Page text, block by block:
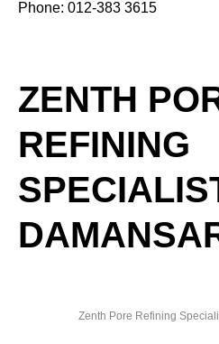
Phone: 012-383 3615
ZENTH
REFINING
Zenth Pore Refining